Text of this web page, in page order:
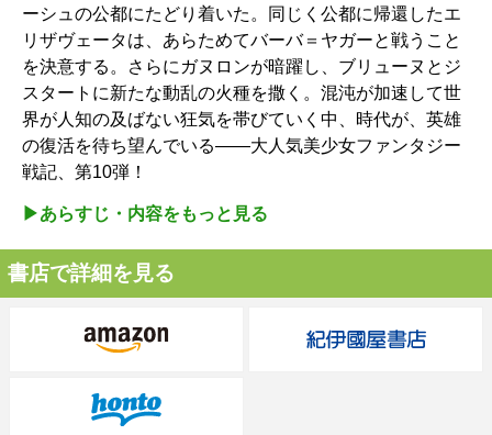
ーシュの公都にたどり着いた。同じく公都に帰還したエ
リザヴェータは、あらためてバーバ＝ヤガーと戦うこと
を決意する。さらにガヌロンが暗躍し、ブリューヌとジ
スタートに新たな動乱の火種を撒く。混沌が加速して世
界が人知の及ばない狂気を帯びていく中、時代が、英雄
の復活を待ち望んでいる――大人気美少女ファンタジー
戦記、第10弾！
▶︎あらすじ・内容をもっと見る
書店で詳細を見る